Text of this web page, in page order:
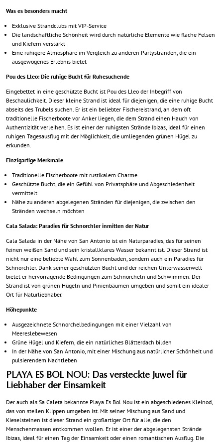
Was es besonders macht
Exklusive Strandclubs mit VIP-Service
Die landschaftliche Schönheit wird durch natürliche Elemente wie flache Felsen
und Kiefern verstärkt
Eine ruhigere Atmosphäre im Vergleich zu anderen Partystränden, die ein
ausgewogenes Erlebnis bietet
Pou des Lleo: Die ruhige Bucht für Ruhesuchende
Eingebettet in eine geschützte Bucht ist Pou des Lleo der Inbegriff von
Beschaulichkeit. Dieser kleine Strand ist ideal für diejenigen, die eine ruhige Bucht
abseits des Trubels suchen. Er ist ein beliebter Fischereistrand, an dem oft
traditionelle Fischerboote vor Anker liegen, die dem Strand einen Hauch von
Authentizität verleihen. Es ist einer der ruhigsten Strände Ibizas, ideal für einen
ruhigen Tagesausflug mit der Möglichkeit, die umliegenden grünen Hügel zu
erkunden.
Einzigartige Merkmale
Traditionelle Fischerboote mit rustikalem Charme
Geschützte Bucht, die ein Gefühl von Privatsphäre und Abgeschiedenheit
vermittelt
Nähe zu anderen abgelegenen Stränden für diejenigen, die zwischen den
Stränden wechseln möchten
Cala Salada: Paradies für Schnorchler inmitten der Natur
Cala Salada in der Nähe von San Antonio ist ein Naturparadies, das für seinen
feinen weißen Sand und sein kristallklares Wasser bekannt ist. Dieser Strand ist
nicht nur eine beliebte Wahl zum Sonnenbaden, sondern auch ein Paradies für
Schnorchler. Dank seiner geschützten Bucht und der reichen Unterwasserwelt
bietet er hervorragende Bedingungen zum Schnorcheln und Schwimmen. Der
Strand ist von grünen Hügeln und Pinienbäumen umgeben und somit ein idealer
Ort für Naturliebhaber.
Höhepunkte
Ausgezeichnete Schnorchelbedingungen mit einer Vielzahl von
Meereslebewesen
Grüne Hügel und Kiefern, die ein natürliches Blätterdach bilden
In der Nähe von San Antonio, mit einer Mischung aus natürlicher Schönheit und
pulsierendem Nachtleben
PLAYA ES BOL NOU: Das versteckte Juwel für
Liebhaber der Einsamkeit
Der auch als Sa Caleta bekannte Playa Es Bol Nou ist ein abgeschiedenes Kleinod,
das von steilen Klippen umgeben ist. Mit seiner Mischung aus Sand und
Kieselsteinen ist dieser Strand ein großartiger Ort für alle, die den
Menschenmassen entkommen wollen. Er ist einer der abgelegensten Strände
Ibizas, ideal für einen Tag der Einsamkeit oder einen romantischen Ausflug. Die